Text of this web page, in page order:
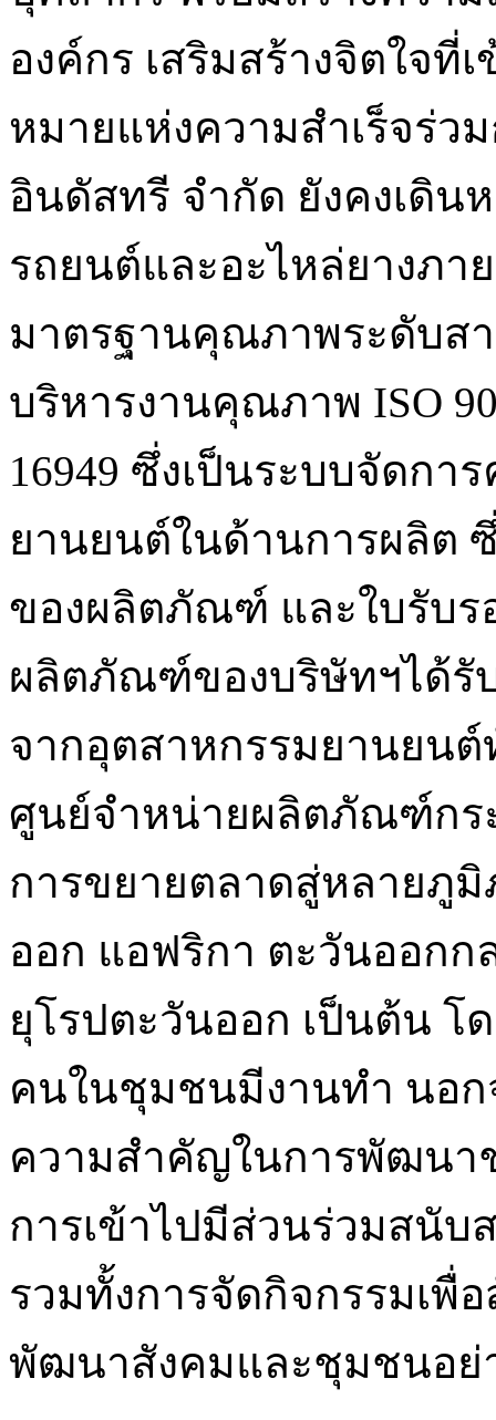
องค์กร เสริมสร้างจิตใจที่
หมายแห่งความสำเร็จร่ว
อินดัสทรี จำกัด ยังคงเดิ
รถยนต์และอะไหล่ยางภา
มาตรฐานคุณภาพระดับส
บริหารงานคุณภาพ ISO
16949 ซึ่งเป็นระบบจัดก
ยานยนต์ในด้านการผลิต
ของผลิตภัณฑ์ และใบรับร
ผลิตภัณฑ์ของบริษัทฯได้รับ
จากอุตสาหกรรมยานยนต์
ศูนย์จำหน่ายผลิตภัณฑ์กร
การขยายตลาดสู่หลายภูมิ
ออก แอฟริกา ตะวันออกก
ยุโรปตะวันออก เป็นต้น โ
คนในชุมชนมีงานทำ นอก
ความสำคัญในการพัฒนา
การเข้าไปมีส่วนร่วมสนับ
รวมทั้งการจัดกิจกรรมเพื่
พัฒนาสังคมและชุมชนอย่